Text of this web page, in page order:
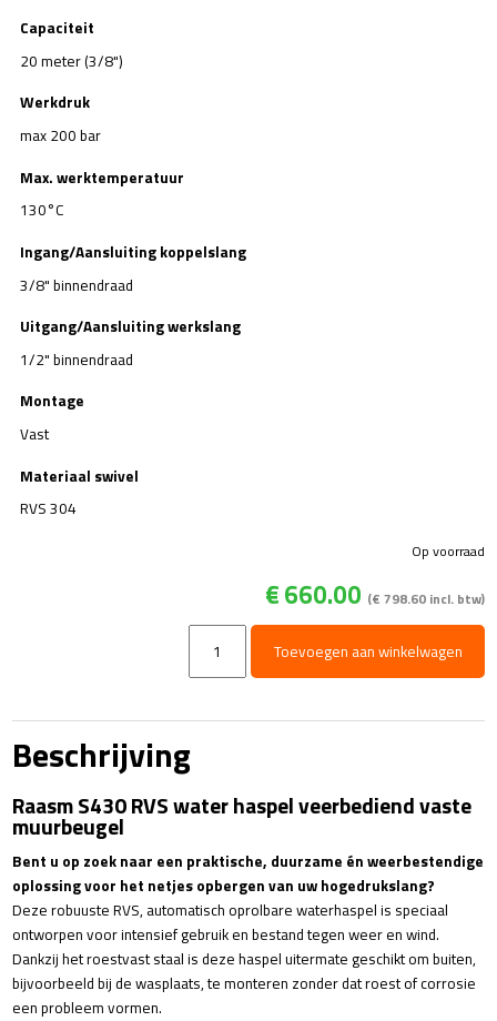
Capaciteit
20 meter (3/8")
Werkdruk
max 200 bar
Max. werktemperatuur
130°C
Ingang/Aansluiting koppelslang
3/8" binnendraad
Uitgang/Aansluiting werkslang
1/2" binnendraad
Montage
Vast
Materiaal swivel
RVS 304
€660.00 (€ 798.60incl. btw)
Op voorraad
20
vast
Toevoegen aan winkelwagen
Beschrijving
Raasm S430 RVS water haspel veerbediend vaste
muurbeugel
Bent u op zoek naar een praktische, duurzame én weerbestendige
oplossing voor het netjes opbergen van uw hogedrukslang?
Deze robuuste RVS, automatisch oprolbare waterhaspel is speciaal
ontworpen voor intensief gebruik en bestand tegen weer en wind.
Dankzij het roestvast staal is deze haspel uitermate geschikt om buiten,
bijvoorbeeld bij de wasplaats, te monteren zonder dat roest of corrosie
een probleem vormen.